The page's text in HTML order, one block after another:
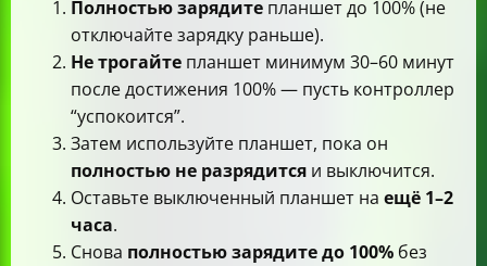
Полностью зарядите планшет до 100% (не
отключайте зарядку раньше).
Не трогайте планшет минимум 30–60 минут
после достижения 100% — пусть контроллер
“успокоится”.
Затем используйте планшет, пока он
полностью не разрядится и выключится.
Оставьте выключенный планшет на ещё 1–2
часа.
Снова полностью зарядите до 100% без